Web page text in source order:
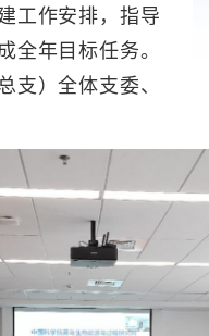
工作安排，指导
全年目标任务。
支）全体支委、